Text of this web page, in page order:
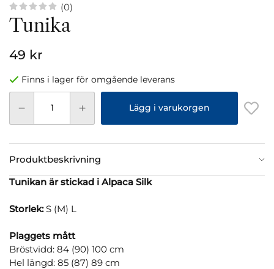
(0)
Tunika
49 kr
Finns i lager för omgående leverans
Lägg i varukorgen
Produktbeskrivning
Tunikan är stickad i Alpaca Silk
Storlek:S (M) L
Plaggets mått
Bröstvidd: 84 (90) 100 cm
Hel längd: 85 (87) 89 cm